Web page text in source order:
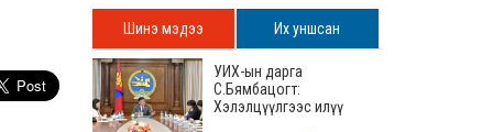
Шинэ мэдээ Их уншсан
УИХ-ын дарга
С.Бямбацогт:
Хэлэлцүүлгээс илүү